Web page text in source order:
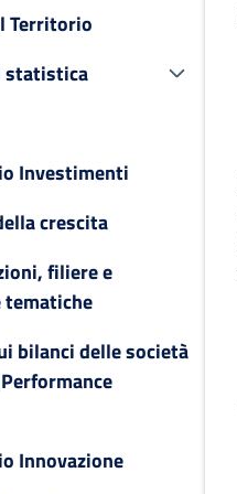
Territorio
statistica
Investimenti
crescita
filiere e
bilanci delle società
Innovazione